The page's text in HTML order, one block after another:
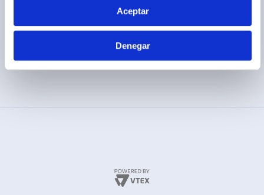
Aceptar
Denegar
MÉTODOS DE PAGO